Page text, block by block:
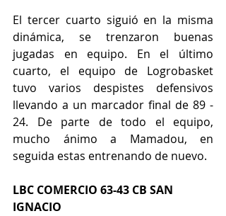
El tercer cuarto siguió en la misma
dinámica, se trenzaron buenas
jugadas en equipo. En el último
cuarto, el equipo de Logrobasket
tuvo varios despistes defensivos
llevando a un marcador final de 89 -
24. De parte de todo el equipo,
mucho ánimo a Mamadou, en
seguida estas entrenando de nuevo.
LBC COMERCIO 63-43 CB SAN
IGNACIO